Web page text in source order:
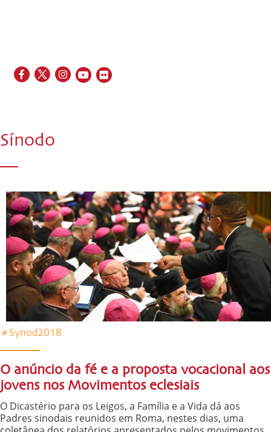
Sínodo
#Synod2018
O anúncio da fé e a proposta vocacional aos
jovens nos Movimentos eclesiais
O Dicastério para os Leigos, a Família e a Vida dá aos
Padres sinodais reunidos em Roma, nestes dias, uma